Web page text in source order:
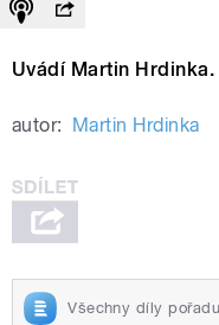
Uvádí Martin Hrdinka.
autor: Martin Hrdinka
Všechny díly